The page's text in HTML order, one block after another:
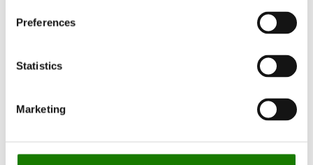
Preferences
Statistics
Marketing